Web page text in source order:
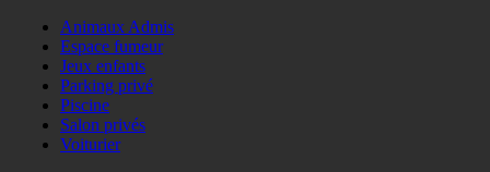
Animaux Admis
Espace fumeur
Jeux enfants
Parking privé
Piscine
Salon privés
Voiturier